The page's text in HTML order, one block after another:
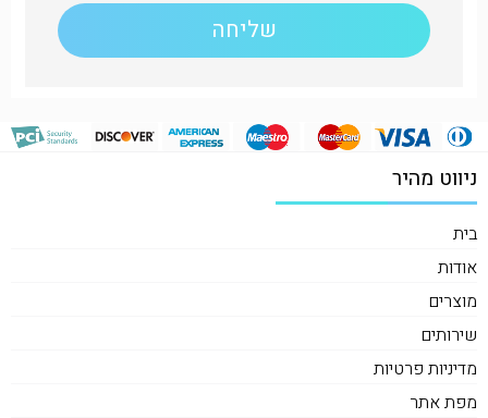
ניווט מהיר
בית
אודות
מוצרים
שירותים
מדיניות פרטיות
מפת אתר